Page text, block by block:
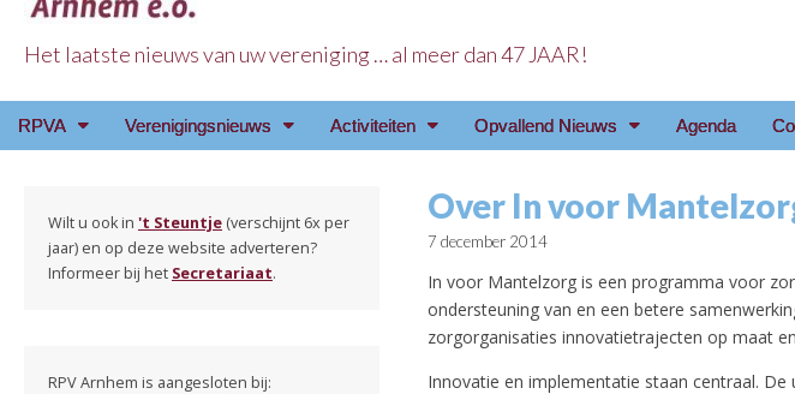
Reuma Patienten Vereniging
Het laatste nieuws van uw vereniging … al meer dan 47 JAAR!
Main
Skip
RPVA Verenigingsnieuws Activiteiten Opvallend Nieuws Agenda
Over In voor
7 december 2014
In voor Mantelzorg is een programma voor
ondersteuning van en een betere
zorgorganisaties innovatietrajecten op maat
Innovatie en implementatie staan centraal.
Wilt u ook in 't Steuntje (verschijnt 6x per
jaar) en op deze website adverteren?
Informeer bij het Secretariaat.
RPV Arnhem is aangesloten bij: